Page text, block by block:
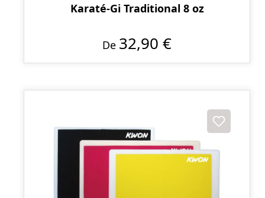
Karaté-Gi Traditional 8 oz
De 32,90 €